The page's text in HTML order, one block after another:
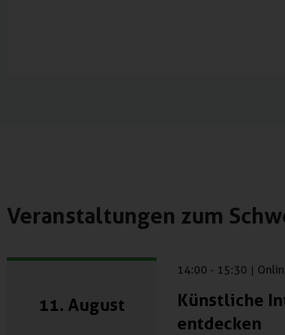
Veranstaltungen zum
11. August
14:00 - 15:30 |
Künstliche
entdecken